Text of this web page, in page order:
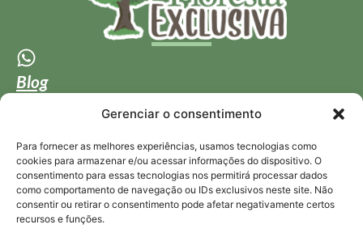
Gerenciar o consentimento
Para fornecer as melhores experiências, usamos tecnologias como
cookies para armazenar e/ou acessar informações do dispositivo. O
consentimento para essas tecnologias nos permitirá processar dados
como comportamento de navegação ou IDs exclusivos neste site. Não
consentir ou retirar o consentimento pode afetar negativamente certos
recursos e funções.
Blog
Quem somos
Vinhedo SP Cep: 13284-068
Km 1,5 da Rodovia Vereador Cid Vieira de Magalhães
no município de Dona Euzébia - MG